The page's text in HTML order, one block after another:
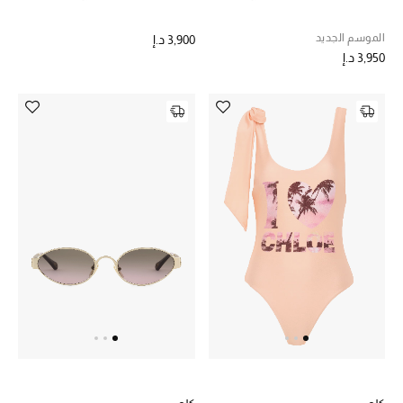
الجمال
خصومات
جميع مستحضرات الجمال
الجديد في عالم الجمال
الموسم الجديد
3,950 د.إ
3,900 د.إ